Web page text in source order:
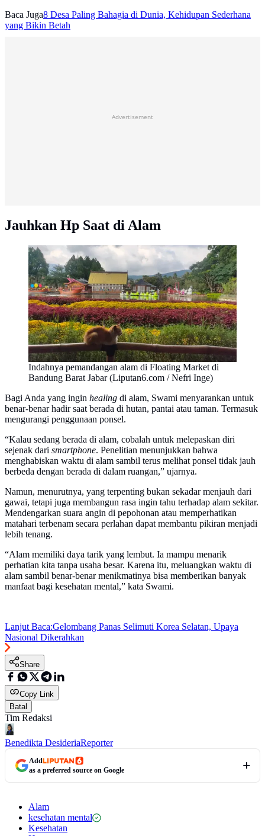
Baca Juga8 Desa Paling Bahagia di Dunia, Kehidupan Sederhana
yang Bikin Betah
Advertisement
Jauhkan Hp Saat di Alam
Indahnya pemandangan alam di Floating Market di
Bandung Barat Jabar (Liputan6.com / Nefri Inge)
Bagi Anda yang ingin healing di alam, Swami menyarankan untuk
benar-benar hadir saat berada di hutan, pantai atau taman. Termasuk
mengurangi penggunaan ponsel.
“Kalau sedang berada di alam, cobalah untuk melepaskan diri
sejenak dari smartphone. Penelitian menunjukkan bahwa
menghabiskan waktu di alam sambil terus melihat ponsel tidak jauh
berbeda dengan berada di dalam ruangan,” ujarnya.
Namun, menurutnya, yang terpenting bukan sekadar menjauh dari
gawai, tetapi juga membangun rasa ingin tahu terhadap alam sekitar.
Mendengarkan suara angin di pepohonan atau memperhatikan
matahari terbenam secara perlahan dapat membantu pikiran menjadi
lebih tenang.
“Alam memiliki daya tarik yang lembut. Ia mampu menarik
perhatian kita tanpa usaha besar. Karena itu, meluangkan waktu di
alam sambil benar-benar menikmatinya bisa memberikan banyak
manfaat bagi kesehatan mental,” kata Swami.
Lanjut Baca:Gelombang Panas Selimuti Korea Selatan, Upaya
Nasional Dikerahkan
Share
Copy Link
Batal
Tim Redaksi
Benedikta DesideriaReporter
Add
as a preferred source on Google
Alam
kesehatan mental
Kesehatan